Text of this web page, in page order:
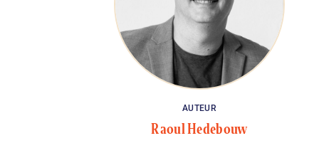
AUTEUR
Raoul Hedebouw